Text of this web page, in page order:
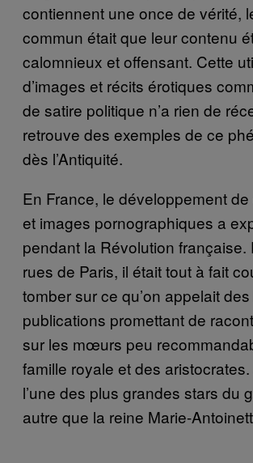
contiennent une once de vérité,
commun était que leur contenu
calomnieux et offensant. Cette
d’images et récits érotiques
de satire politique n’a rien de
retrouve des exemples de ce
dès l’Antiquité.
En France, le développement
et images pornographiques a
pendant la Révolution française.
rues de Paris, il était tout à fait
tomber sur ce qu’on appelait
publications promettant de
sur les mœurs peu
famille royale et des aristocrates.
l’une des plus grandes stars du
autre que la reine Marie-